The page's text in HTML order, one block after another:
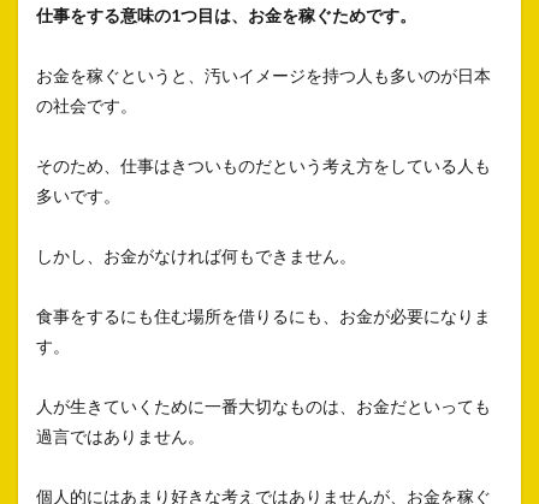
仕事をする意味の1つ目は、お金を稼ぐためです。
お金を稼ぐというと、汚いイメージを持つ人も多いのが日本
の社会です。
そのため、仕事はきついものだという考え方をしている人も
多いです。
しかし、お金がなければ何もできません。
食事をするにも住む場所を借りるにも、お金が必要になりま
す。
人が生きていくために一番大切なものは、お金だといっても
過言ではありません。
個人的にはあまり好きな考えではありませんが、お金を稼ぐ